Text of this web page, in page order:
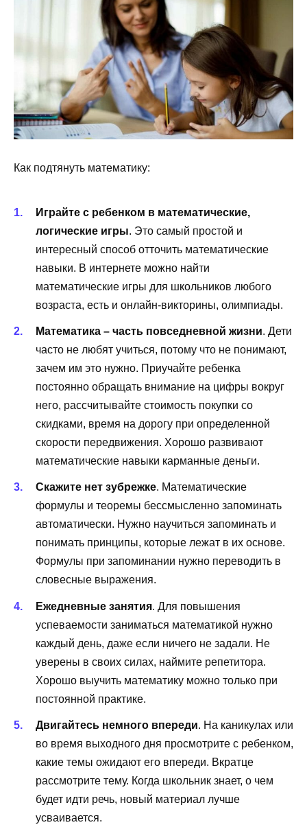
Как подтянуть математику:
Играйте с ребенком в математические,
логические игры. Это самый простой и
интересный способ отточить математические
навыки. В интернете можно найти
математические игры для школьников любого
возраста, есть и онлайн-викторины, олимпиады.
Математика – часть повседневной жизни. Дети
часто не любят учиться, потому что не понимают,
зачем им это нужно. Приучайте ребенка
постоянно обращать внимание на цифры вокруг
него, рассчитывайте стоимость покупки со
скидками, время на дорогу при определенной
скорости передвижения. Хорошо развивают
математические навыки карманные деньги.
Скажите нет зубрежке. Математические
формулы и теоремы бессмысленно запоминать
автоматически. Нужно научиться запоминать и
понимать принципы, которые лежат в их основе.
Формулы при запоминании нужно переводить в
словесные выражения.
Ежедневные занятия. Для повышения
успеваемости заниматься математикой нужно
каждый день, даже если ничего не задали. Не
уверены в своих силах, наймите репетитора.
Хорошо выучить математику можно только при
постоянной практике.
Двигайтесь немного впереди. На каникулах или
во время выходного дня просмотрите с ребенком,
какие темы ожидают его впереди. Вкратце
рассмотрите тему. Когда школьник знает, о чем
будет идти речь, новый материал лучше
усваивается.